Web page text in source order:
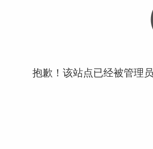
抱歉！该站点已经被管理